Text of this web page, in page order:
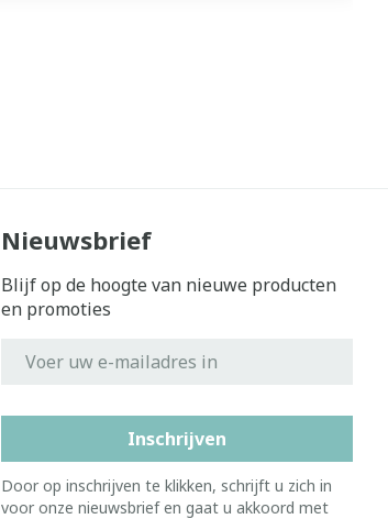
Nieuwsbrief
Blijf op de hoogte van nieuwe producten
en promoties
Inschrijven
Door op inschrijven te klikken, schrijft u zich in
voor onze nieuwsbrief en gaat u akkoord met